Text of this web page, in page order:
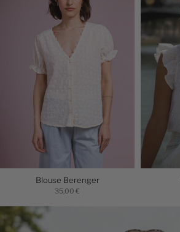
Blouse Berenger
35,00 €